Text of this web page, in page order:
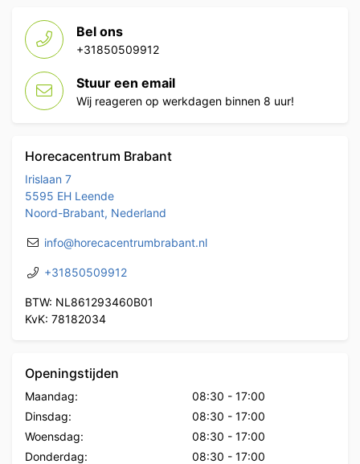
Bel ons
+31850509912
Stuur een email
Wij reageren op werkdagen binnen 8 uur!
Horecacentrum Brabant
Irislaan 7
5595 EH Leende
Noord-Brabant, Nederland
info@horecacentrumbrabant.nl
+31850509912
BTW: NL861293460B01
KvK: 78182034
Openingstijden
Maandag: 08:30 - 17:00
Dinsdag:
08:30 - 17:00
Woensdag:
08:30 - 17:00
Donderdag:
08:30 - 17:00